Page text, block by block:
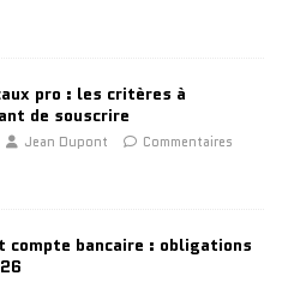
pro : les critères à
de souscrire
Jean Dupont
Commentaires
compte bancaire : obligations